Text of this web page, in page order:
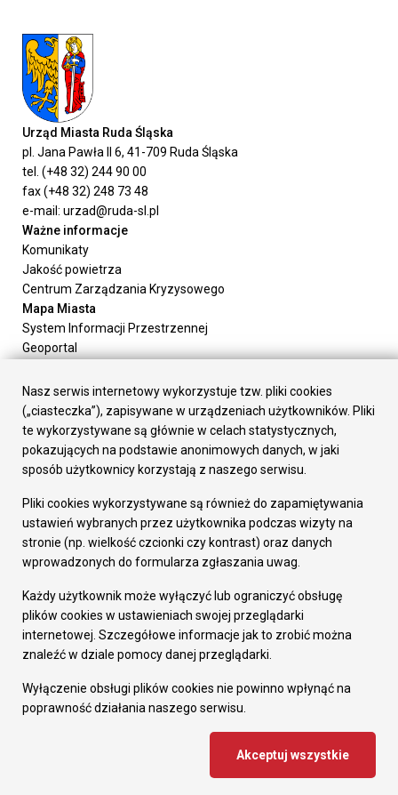
Urząd Miasta Ruda Śląska
pl. Jana Pawła II 6, 41-709 Ruda Śląska
tel. (+48 32) 244 90 00
fax (+48 32) 248 73 48
e-mail: urzad@ruda-sl.pl
Ważne informacje
Komunikaty
Jakość powietrza
Centrum Zarządzania Kryzysowego
Mapa Miasta
System Informacji Przestrzennej
Geoportal
Załatw sprawę
Prezydent Miasta
Rada Miasta
Wydziały
Elektroniczna Skrzynka Podawcza
Gospodarka
Fundusze europejskie
Środki krajowe
Oferty inwestycyjne
Pozostałe
Deklaracja dostępności
Dane osobowe
Dodaj opinię o witrynie
Nasz serwis internetowy wykorzystuje tzw. pliki cookies
(„ciasteczka”), zapisywane w urządzeniach użytkowników. Pliki
te wykorzystywane są głównie w celach statystycznych,
pokazujących na podstawie anonimowych danych, w jaki
sposób użytkownicy korzystają z naszego serwisu.
Pliki cookies wykorzystywane są również do zapamiętywania
ustawień wybranych przez użytkownika podczas wizyty na
stronie (np. wielkość czcionki czy kontrast) oraz danych
wprowadzonych do formularza zgłaszania uwag.
Każdy użytkownik może wyłączyć lub ograniczyć obsługę
plików cookies w ustawieniach swojej przeglądarki
internetowej. Szczegółowe informacje jak to zrobić można
znaleźć w dziale pomocy danej przeglądarki.
Wyłączenie obsługi plików cookies nie powinno wpłynąć na
poprawność działania naszego serwisu.
Akceptuj wszystkie